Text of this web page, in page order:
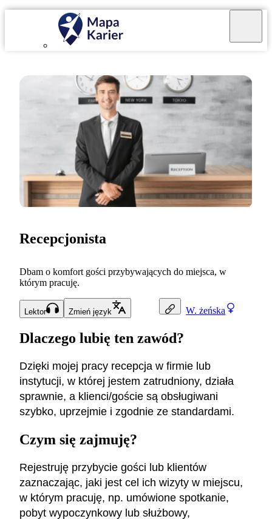
W. żeńska
Recepcjonista
Dbam o komfort gości przybywających do miejsca, w
którym pracuję.
Lektor Zmień język
Dlaczego lubię ten zawód?
Dzięki mojej pracy recepcja w firmie lub
instytucji, w której jestem zatrudniony, działa
sprawnie, a klienci/goście są obsługiwani
szybko, uprzejmie i zgodnie ze standardami.
Czym się zajmuję?
Rejestruję przybycie gości lub klientów
zaznaczając, jaki jest cel ich wizyty w miejscu,
w którym pracuję, np. umówione spotkanie,
pobyt wypoczynkowy lub służbowy,